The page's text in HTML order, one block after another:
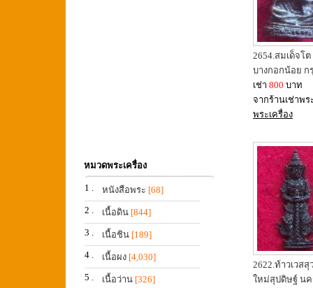
หมวดพระเครื่อง
1 . หนังสือพระ [68]
2 .
เนื้อดิน [844]
3 .
เนื้อชิน [189]
4 .
เนื้อผง [4,030]
5 .
เนื้อว่าน [326]
2654.สมเด็จโ
บางกอกน้อย ก
เช่า 800 บาท
จากร้านเช่าพ
พระเครื่อง
2622.ท้าวเวส
ใหม่สุปดิษฐ์ น